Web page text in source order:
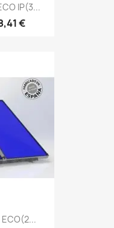
IP(3...
€